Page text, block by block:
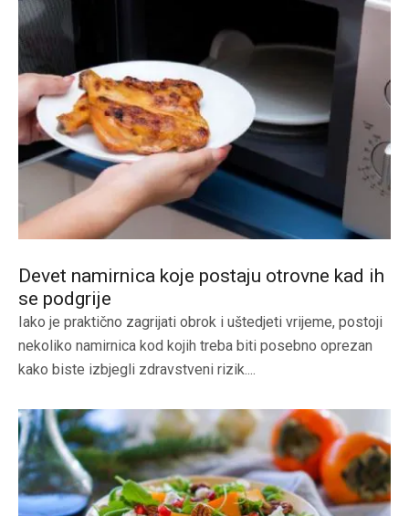
Devet namirnica koje postaju otrovne kad ih
se podgrije
Iako je praktično zagrijati obrok i uštedjeti vrijeme, postoji
nekoliko namirnica kod kojih treba biti posebno oprezan
kako biste izbjegli zdravstveni rizik....